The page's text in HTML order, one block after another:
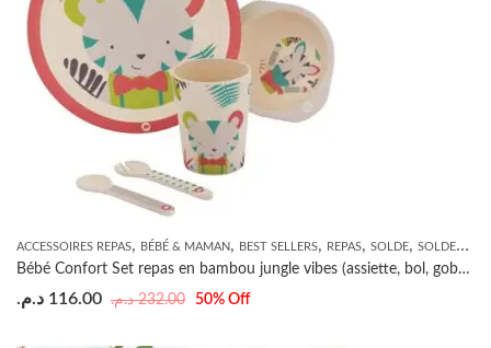
ACCESSOIRES REPAS, BÉBÉ & MAMAN, BEST SELLERS, REPAS, SOLDE, SOLDES ,
Bébé Confort Set repas en bambou jungle vibes (assiette, bol, gobelet, cuillère, fourchette) 18m+
232.00 د.م. 116.00 د.م. 50% Off